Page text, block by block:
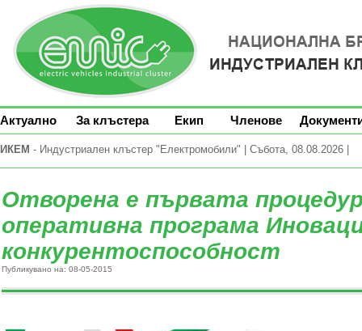
Актуално За клъстера Екип Членове
ИКЕМ - Индустриален клъстер "Електромобили" | Събота, 08.08.2026 |
Отворена е първата
оперативна програма
конкурентоспособност
Публикувано на: 08-05-2015